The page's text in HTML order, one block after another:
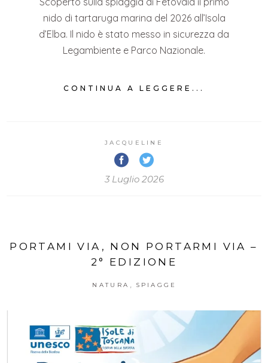
nido di tartaruga marina del 2026 all’Isola
d’Elba. Il nido è stato messo in sicurezza da
Legambiente e Parco Nazionale.
CONTINUA A LEGGERE...
JACQUELINE
3 Luglio 2026
PORTAMI VIA, NON PORTARMI VIA –
2° EDIZIONE
NATURA SPIAGGE